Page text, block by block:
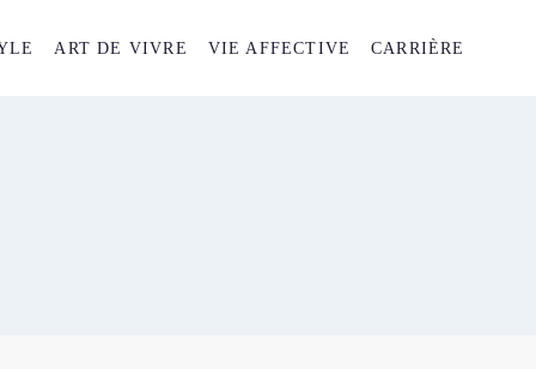
ART DE VIVRE VIE AFFECTIVE CARRIÈRE